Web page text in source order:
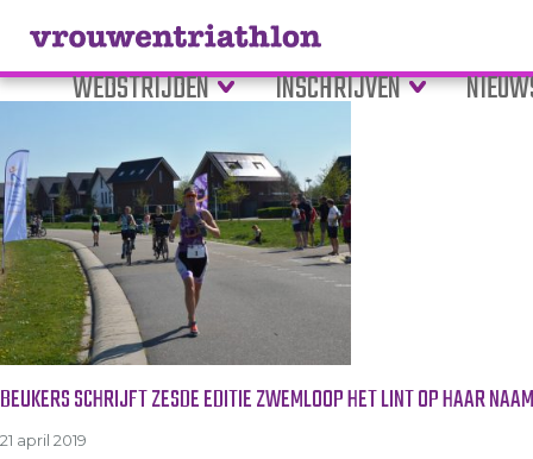
WEDSTRIJDEN INSCHRIJVEN
Tag Archive: fletiomare
BEUKERS SCHRIJFT ZESDE EDITIE ZWEMLOOP HET LINT OP HAAR NAAM
21 april 2019